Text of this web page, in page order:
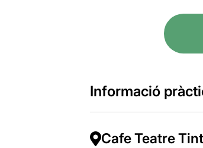
Informació
Cafe Teatre